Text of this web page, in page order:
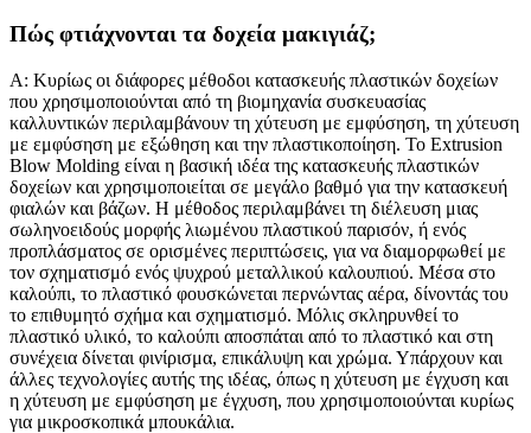
Πώς φτιάχνονται τα δοχεία μακιγιάζ;
Α: Κυρίως οι διάφορες μέθοδοι κατασκευής πλαστικών δοχείων
που χρησιμοποιούνται από τη βιομηχανία συσκευασίας
καλλυντικών περιλαμβάνουν τη χύτευση με εμφύσηση, τη χύτευση
με εμφύσηση με εξώθηση και την πλαστικοποίηση. Το Extrusion
Blow Molding είναι η βασική ιδέα της κατασκευής πλαστικών
δοχείων και χρησιμοποιείται σε μεγάλο βαθμό για την κατασκευή
φιαλών και βάζων. Η μέθοδος περιλαμβάνει τη διέλευση μιας
σωληνοειδούς μορφής λιωμένου πλαστικού παρισόν, ή ενός
προπλάσματος σε ορισμένες περιπτώσεις, για να διαμορφωθεί με
τον σχηματισμό ενός ψυχρού μεταλλικού καλουπιού. Μέσα στο
καλούπι, το πλαστικό φουσκώνεται περνώντας αέρα, δίνοντάς του
το επιθυμητό σχήμα και σχηματισμό. Μόλις σκληρυνθεί το
πλαστικό υλικό, το καλούπι αποσπάται από το πλαστικό και στη
συνέχεια δίνεται φινίρισμα, επικάλυψη και χρώμα. Υπάρχουν και
άλλες τεχνολογίες αυτής της ιδέας, όπως η χύτευση με έγχυση και
η χύτευση με εμφύσηση με έγχυση, που χρησιμοποιούνται κυρίως
για μικροσκοπικά μπουκάλια.